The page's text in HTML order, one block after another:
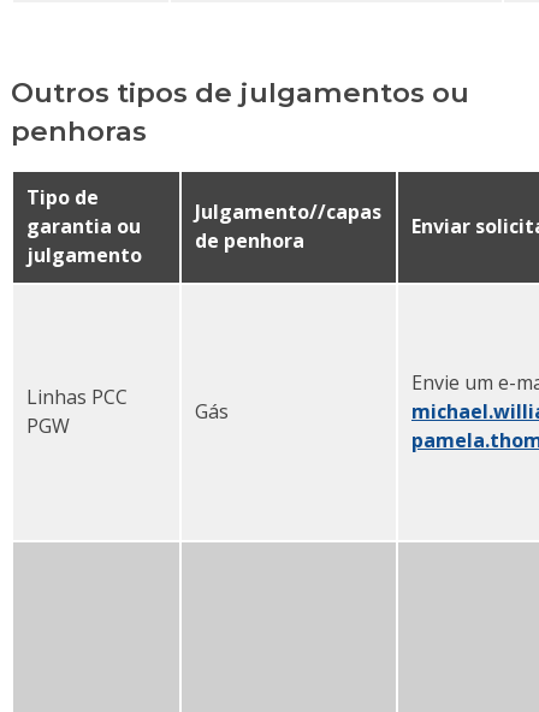
Outros tipos de julgamentos ou
penhoras
Tipo de
garantia ou
julgamento
Julgamento//capas
de penhora
Enviar
Linhas PCC
PGW
Gás
Envie um e-